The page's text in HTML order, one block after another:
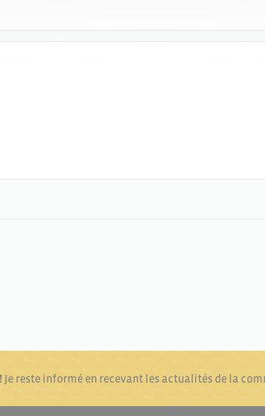
Je reste informé en recevant les actualités de la